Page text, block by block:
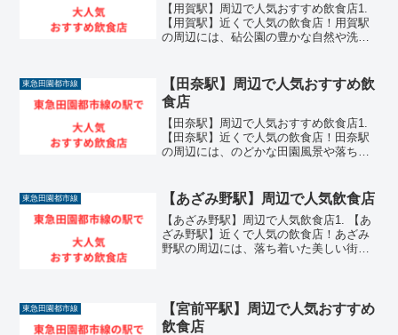
【用賀駅】周辺で人気おすすめ飲食店1.
【用賀駅】近くで人気の飲食店！用賀駅
の周辺には、砧公園の豊かな自然や洗練
います。世田谷区内のビジネス拠点であ
り閑静な住宅街でもあ...
東急田園都市線
【田奈駅】周辺で人気おすすめ飲
食店
【田奈駅】周辺で人気おすすめ飲食店1.
【田奈駅】近くで人気の飲食店！田奈駅
の周辺には、のどかな田園風景や落ち着
ます。東急田園都市線が乗り入れる横浜
市青葉区の穏やかな生...
東急田園都市線 【あざみ野駅】周辺で人気飲食店
【あざみ野駅】周辺で人気飲食店1. 【あ
ざみ野駅】近くで人気の飲食店！あざみ
野駅の周辺には、落ち着いた美しい街並
地下鉄ブルーラインが...
東急田園都市線
【宮前平駅】周辺で人気おすすめ
飲食店